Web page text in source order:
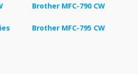
Brother MFC-790 CW
Brother MFC-795 CW